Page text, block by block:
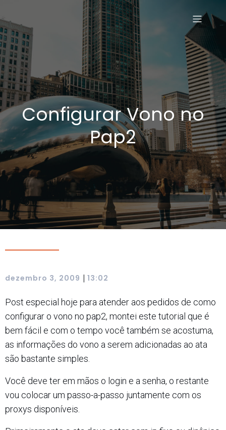
Configurar Vono no
Pap2
dezembro 3, 2009 | 13:02
Post especial hoje para atender aos pedidos de como
configurar o vono no pap2, montei este tutorial que é
bem fácil e com o tempo você também se acostuma,
as informações do vono a serem adicionadas ao ata
são bastante simples.
Você deve ter em mãos o login e a senha, o restante
vou colocar um passo-a-passo juntamente com os
proxys disponíveis.